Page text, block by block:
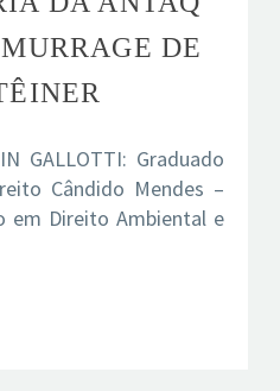
DE
GALLOTTI: Graduado
Cândido Mendes –
em Direito Ambiental e